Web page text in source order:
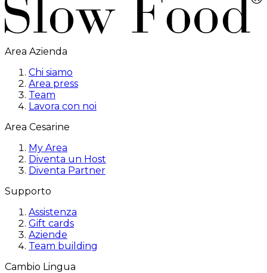
Area Azienda
Chi siamo
Area press
Team
Lavora con noi
Area Cesarine
My Area
Diventa un Host
Diventa Partner
Supporto
Assistenza
Gift cards
Aziende
Team building
Cambio Lingua